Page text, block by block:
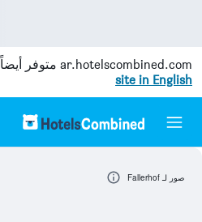
ar.hotelscombined.com متوفر أيضاً
site in English
صور لـ Fallerhof